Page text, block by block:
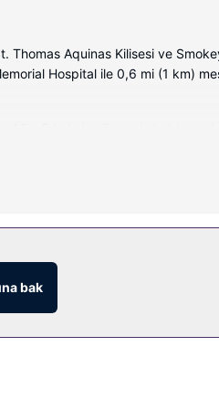
Thomas Aquinas Kilisesi ve
Hospital ile 0,6 mi (1 km)
bak